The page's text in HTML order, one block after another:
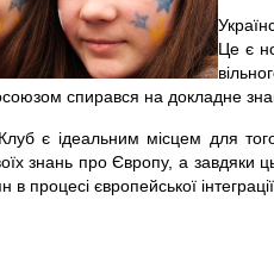
Це є
спирався на докладне
є ідеальним місцем для
знань про Європу, а завдяки
в процесі європейської інтеграції.